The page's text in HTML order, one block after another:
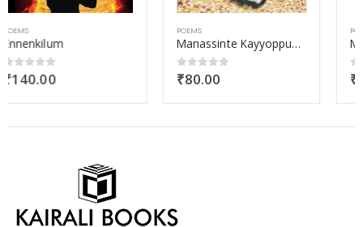
0 out of 5
₹80.00 0out of 5
₹100.00